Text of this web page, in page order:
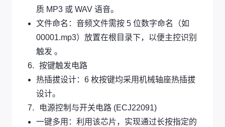
质 MP3 或 WAV 语音。
文件命名：音频文件需按 5 位数字命名（如
00001.mp3）放置在根目录下，以便主控识别
触发 。
按键触发电路
热插拔设计：6 枚按键均采用机械轴座热插拔
设计。
电源控制与开关电路 (ECJ22091)
一键多用：利用该芯片，实现通过长按指定的